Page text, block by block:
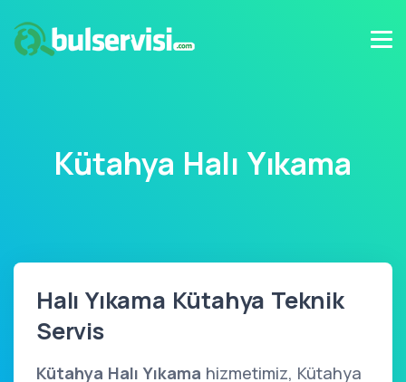
Kütahya Halı Yıkama
Halı Yıkama Kütahya Teknik
Servis
Kütahya Halı Yıkama hizmetimiz, Kütahya